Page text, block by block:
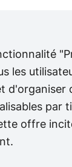
les
d'organiser
par
offre